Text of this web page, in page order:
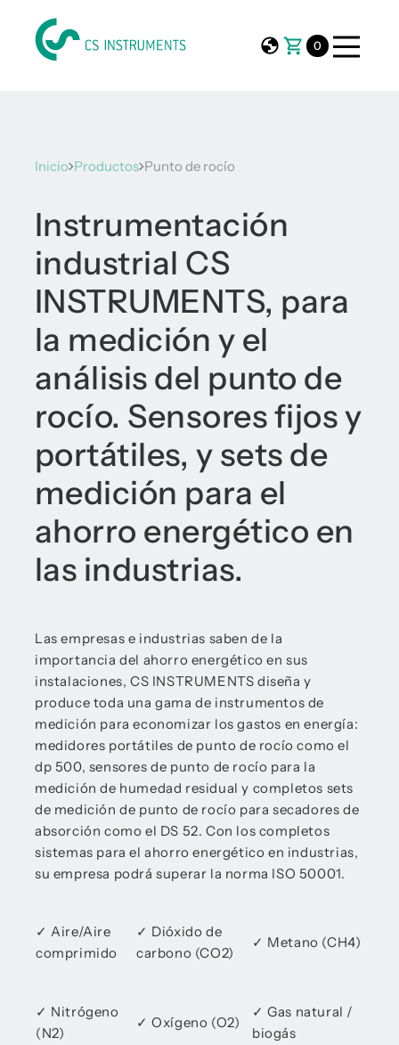
0
Inicio Productos Punto de rocío
Instrumentación
industrial CS
INSTRUMENTS, para
la medición y el
análisis del punto de
rocío. Sensores fijos y
portátiles, y sets de
medición para el
ahorro energético en
las industrias.
Las empresas e industrias saben de la
importancia del ahorro energético en sus
instalaciones, CS INSTRUMENTS diseña y
produce toda una gama de instrumentos de
medición para economizar los gastos en energía:
medidores portátiles de punto de rocío como el
dp 500, sensores de punto de rocío para la
medición de humedad residual y completos sets
de medición de punto de rocío para secadores de
absorción como el DS 52. Con los completos
sistemas para el ahorro energético en industrias,
su empresa podrá superar la norma ISO 50001.
✓ Aire/Aire
comprimido
✓ Dióxido de
carbono (CO2)
✓ Metano (CH4)
✓ Nitrógeno
(N2)
✓ Oxígeno (O2)
✓ Gas natural /
biogás